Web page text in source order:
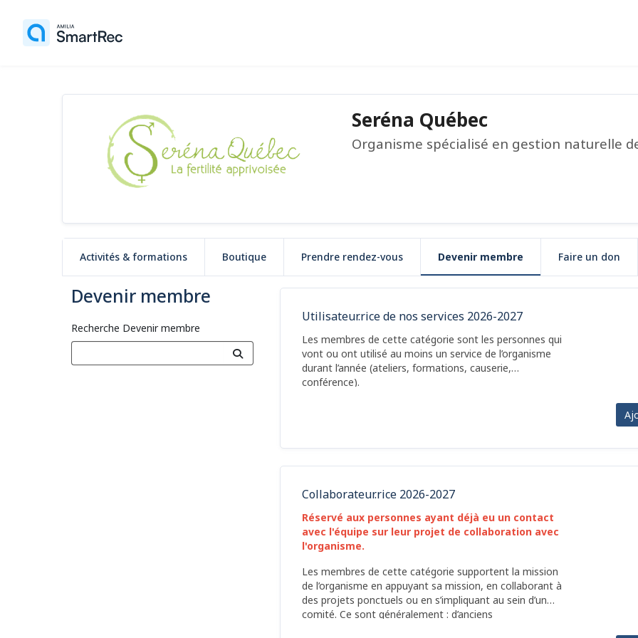
Seréna Québec
Organisme spécialisé en gestion naturelle
Activités & formations Boutique Prendre rendez-vous Devenir membre Faire un don
Devenir membre
Recherche Devenir membre
Utilisateur.rice de nos services 2026-2027
Les membres de cette catégorie sont les personnes qui
vont ou ont utilisé au moins un service de l’organisme
durant l’année (ateliers, formations, causerie,
conférence).
Collaborateur.rice 2026-2027
Réservé aux personnes ayant déjà eu un contact
avec l'équipe sur leur projet de collaboration avec
l'organisme.
Les membres de cette catégorie supportent la mission
de l’organisme en appuyant sa mission, en collaborant à
des projets ponctuels ou en s’impliquant au sein d’un
comité. Ce sont généralement : d’anciens